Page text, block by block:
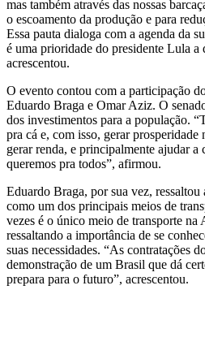
mas também através das nossas
o escoamento da produção e para
Essa pauta dialoga com a agenda da
é uma prioridade do presidente Lula
acrescentou.
O evento contou com a participação
Eduardo Braga e Omar Aziz. O
dos investimentos para a população.
pra cá e, com isso, gerar prosperidade
gerar renda, e principalmente ajudar a
queremos pra todos”, afirmou.
Eduardo Braga, por sua vez,
como um dos principais meios de
vezes é o único meio de transporte
ressaltando a importância de se
suas necessidades. “As contratações
demonstração de um Brasil que dá
prepara para o futuro”, acrescentou.